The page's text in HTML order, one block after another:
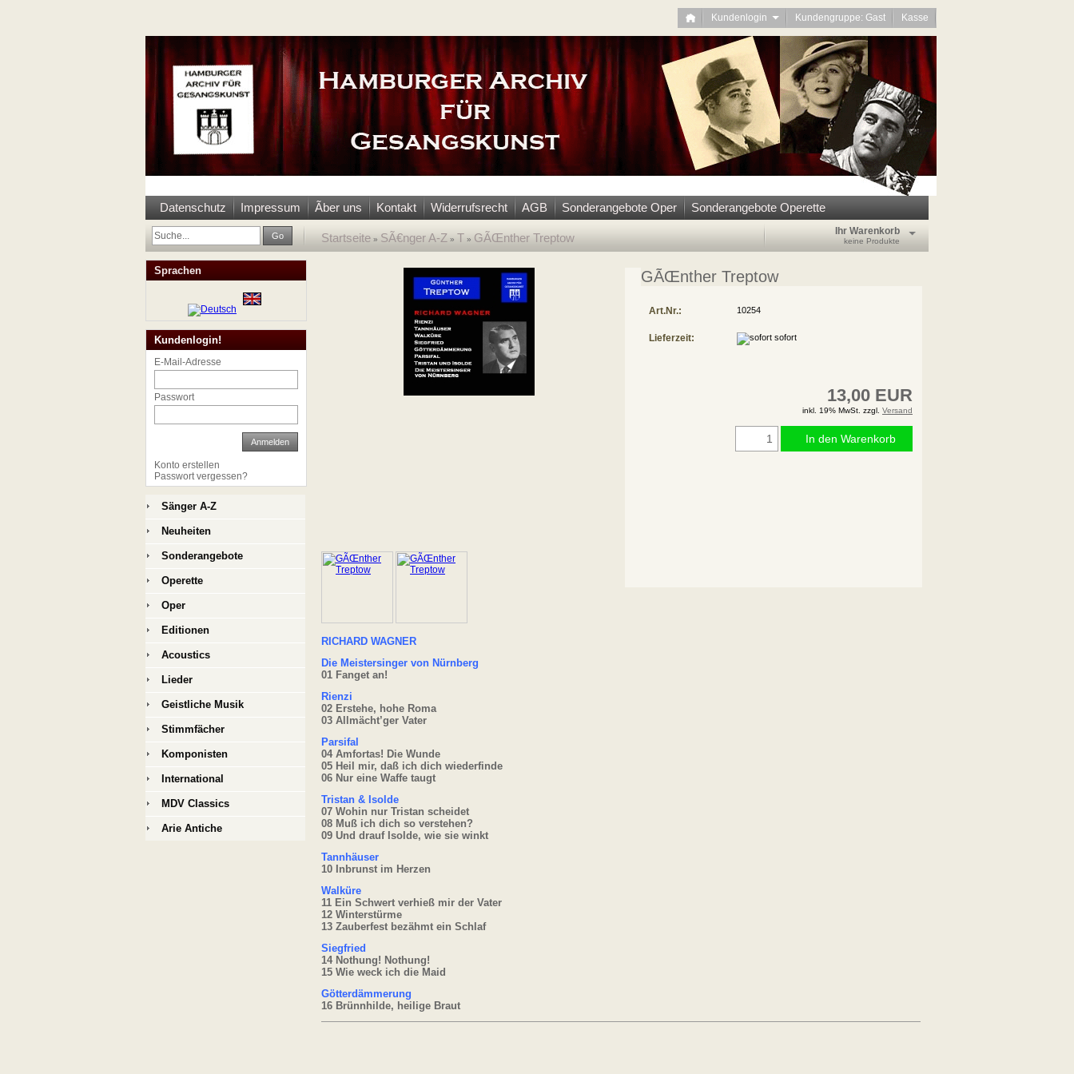
Kundenlogin Kundengruppe: Gast Kasse
Datenschutz Impressum Ãber uns Kontakt Widerrufsrecht AGB Sonderangebote Oper Sonderangebote Operette
Go Startseite » SÃ€nger A-Z » T » GÃŒnther Treptow Ihr Warenkorb
keine Produkte
GÃŒnther Treptow
Art.Nr.: 10254
Lieferzeit: sofort
13,00 EUR
inkl. 19% MwSt. zzgl. Versand
In den Warenkorb
RICHARD WAGNER
Die Meistersinger von Nürnberg
01 Fanget an!
Rienzi
02 Erstehe, hohe Roma
03 Allmächt’ger Vater
Parsifal
04 Amfortas! Die Wunde
05 Heil mir, daß ich dich wiederfinde
06 Nur eine Waffe taugt
Tristan & Isolde
07 Wohin nur Tristan scheidet
08 Muß ich dich so verstehen?
09 Und drauf Isolde, wie sie winkt
Tannhäuser
10 Inbrunst im Herzen
Walküre
11 Ein Schwert verhieß mir der Vater
12 Winterstürme
13 Zauberfest bezähmt ein Schlaf
Siegfried
14 Nothung! Nothung!
15 Wie weck ich die Maid
Götterdämmerung
16 Brünnhilde, heilige Braut
Sprachen
Kundenlogin!
E-Mail-Adresse
Passwort
Anmelden
Konto erstellen
Passwort vergessen?
Sänger A-Z
Neuheiten
Sonderangebote
Operette
Oper
Editionen
Acoustics
Lieder
Geistliche Musik
Stimmfächer
Komponisten
International
MDV Classics
Arie Antiche